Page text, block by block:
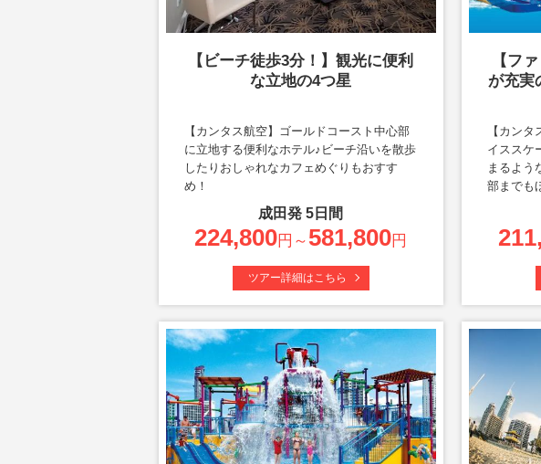
【ビーチ徒歩3分！】観光に便利
な立地の4つ星
【カンタス航空】ゴールドコースト中心部
に立地する便利なホテル♪ビーチ沿いを散歩
したりおしゃれなカフェめぐりもおすす
め！
成田発5 日間
224,800円～ 581,800円
ツアー詳細はこちら
【フ
が充実
【カン
イススケ
まるよう
部までも